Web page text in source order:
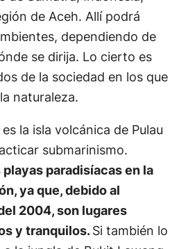
de Aceh. Allí podrá
dependiendo de
se dirija. Lo cierto es
de la sociedad en los que
naturaleza.
la isla volcánica de Pulau
submarinismo.
paradisíacas en la
ya que, debido al
2004, son lugares
y tranquilos.Si también lo